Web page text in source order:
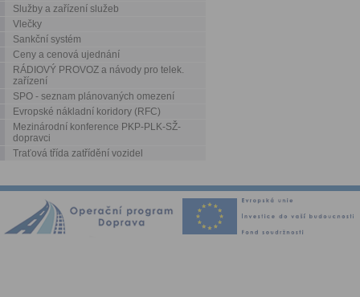
Služby a zařízení služeb
Vlečky
Sankční systém
Ceny a cenová ujednání
RÁDIOVÝ PROVOZ a návody pro telek.
zařízení
SPO - seznam plánovaných omezení
Evropské nákladní koridory (RFC)
Mezinárodní konference PKP-PLK-SŽ-
dopravci
Traťová třída zatřídění vozidel